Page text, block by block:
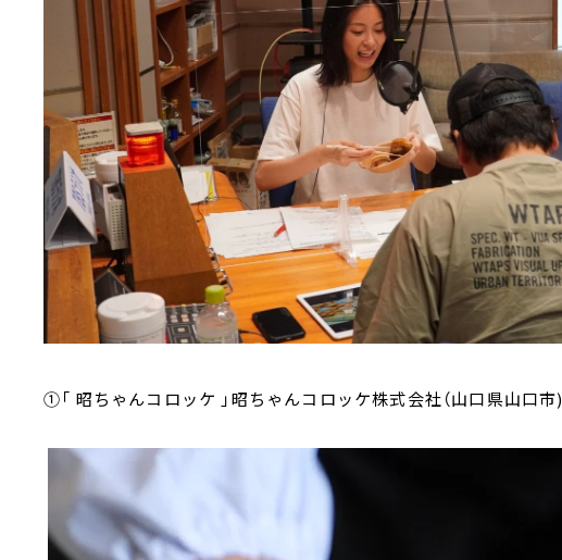
①「 昭ちゃんコロッケ 」昭ちゃんコロッケ株式会社（山口県山口市)